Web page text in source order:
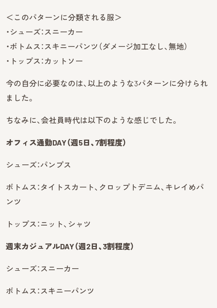
＜このパターンに分類される服＞
・シューズ：スニーカー
・ボトムス：スキニーパンツ（ダメージ加工なし、無地）
・トップス：カットソー
今の自分に必要なのは、以上のような3パターンに分けられ
ました。
ちなみに、会社員時代は以下のような感じでした。
オフィス通勤DAY（週5日、7割程度）
シューズ：パンプス
ボトムス：タイトスカート、クロップトデニム、キレイめパ
ンツ
トップス：ニット、シャツ
週末カジュアルDAY（週2日、3割程度）
シューズ：スニーカー
ボトムス：スキニーパンツ